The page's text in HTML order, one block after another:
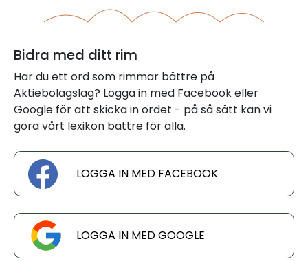
Bidra med ditt rim
Har du ett ord som rimmar bättre på
Aktiebolagslag? Logga in med Facebook eller
Google för att skicka in ordet - på så sätt kan vi
göra vårt lexikon bättre för alla.
LOGGA IN MED FACEBOOK
LOGGA IN MED GOOGLE